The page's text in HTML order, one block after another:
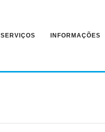
SERVIÇOS INFORMAÇÕES